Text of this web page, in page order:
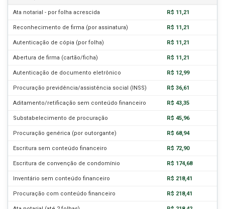
Ata notarial - por folha acrescida R$ 11,21
Reconhecimento de firma (por assinatura) R$ 11,21
Autenticação de cópia (por folha) R$ 11,21
Abertura de firma (cartão/ficha) R$ 11,21
Autenticação de documento eletrônico R$ 12,99
Procuração previdência/assistência social (INSS) R$ 36,61
Aditamento/retificação sem conteúdo financeiro R$ 43,35
Substabelecimento de procuração R$ 45,96
Procuração genérica (por outorgante) R$ 68,94
Escritura sem conteúdo financeiro R$ 72,90
Escritura de convenção de condomínio R$ 174,68
Inventário sem conteúdo financeiro R$ 218,41
Procuração com conteúdo financeiro R$ 218,41